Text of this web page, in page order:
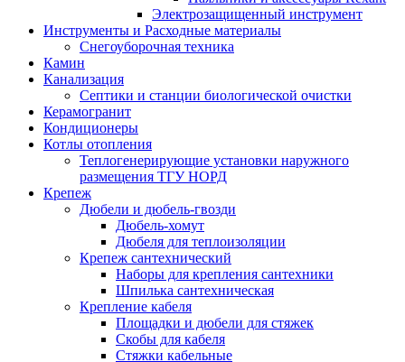
Электрозащищенный инструмент
Инструменты и Расходные материалы
Снегоуборочная техника
Камин
Канализация
Септики и станции биологической очистки
Керамогранит
Кондиционеры
Котлы отопления
Теплогенерирующие установки наружного
размещения ТГУ НОРД
Крепеж
Дюбели и дюбель-гвозди
Дюбель-хомут
Дюбеля для теплоизоляции
Крепеж сантехнический
Наборы для крепления сантехники
Шпилька сантехническая
Крепление кабеля
Площадки и дюбели для стяжек
Скобы для кабеля
Стяжки кабельные